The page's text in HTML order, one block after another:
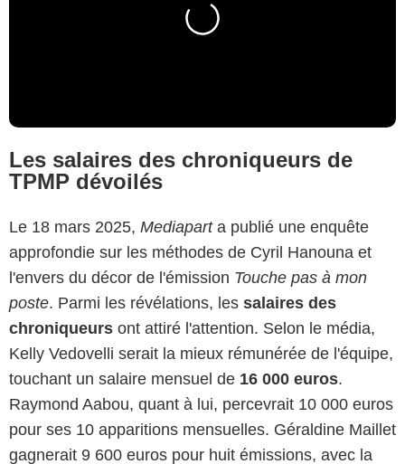
Les salaires des chroniqueurs de
TPMP dévoilés
Le 18 mars 2025, Mediapart a publié une enquête
approfondie sur les méthodes de Cyril Hanouna et
l'envers du décor de l'émission Touche pas à mon
poste. Parmi les révélations, les salaires des
chroniqueurs ont attiré l'attention. Selon le média,
Kelly Vedovelli serait la mieux rémunérée de l'équipe,
touchant un salaire mensuel de 16 000 euros.
Raymond Aabou, quant à lui, percevrait 10 000 euros
pour ses 10 apparitions mensuelles. Géraldine Maillet
gagnerait 9 600 euros pour huit émissions, avec la